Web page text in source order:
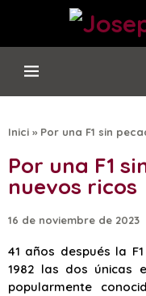
Inici » Por una F1 sin
Por una F1
nuevos ricos
16 de noviembre de 2023
41 años después la
1982 las dos únicas
popularmente